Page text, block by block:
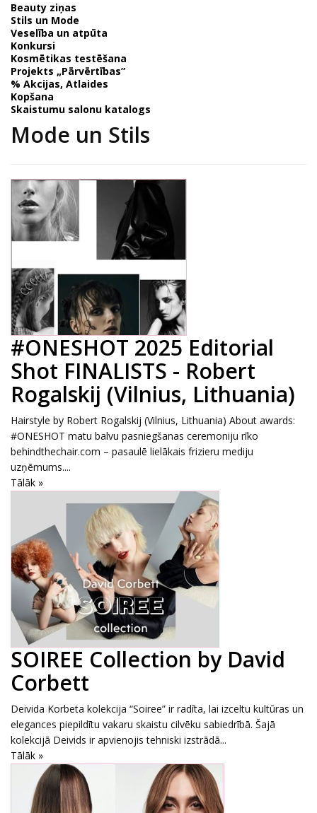
Beauty ziņas
Stils un Mode
Veselība un atpūta
Konkursi
Kosmētikas testēšana
Projekts „Pārvērtības”
% Akcijas, Atlaides
Kopšana
Skaistumu salonu katalogs
Mode un Stils
#ONESHOT 2025 Editorial
Shot FINALISTS - Robert
Rogalskij (Vilnius, Lithuania)
Hairstyle by Robert Rogalskij (Vilnius, Lithuania) About awards:
#ONESHOT matu balvu pasniegšanas ceremoniju rīko
behindthechair.com – pasaulē lielākais frizieru mediju
uzņēmums....
Tālāk »
SOIREE Collection by David
Corbett
Deivida Korbeta kolekcija “Soiree” ir radīta, lai izceltu kultūras un
elegances piepildītu vakaru skaistu cilvēku sabiedrībā. Šajā
kolekcijā Deivids ir apvienojis tehniski izstrādā...
Tālāk »